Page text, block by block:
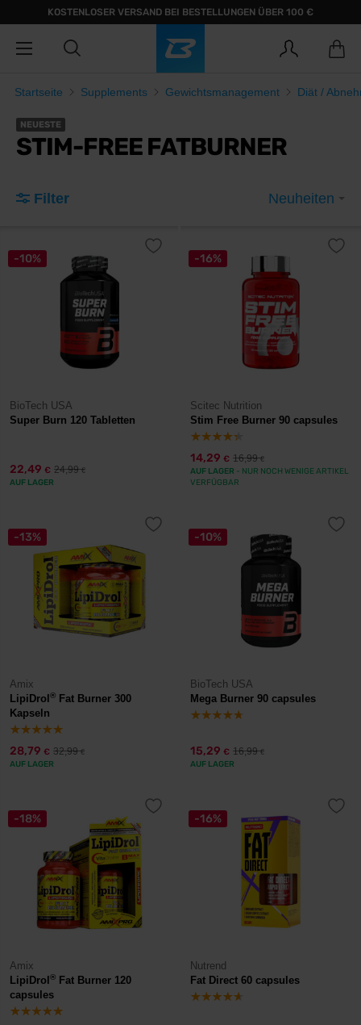
KOSTENLOSER VERSAND BEI BESTELLUNGEN ÜBER 100 €
Startseite Supplements Gewichtsmanagement Diät /
NEUESTE
STIM-FREE FATBURNER
Filter Neuheiten
-10%
BioTech USA
Super Burn 120 Tabletten
22,49 € 24,99€
AUF LAGER
-16%
Scitec Nutrition
Stim Free Burner 90 capsules
14,29 € 16,99€
AUF LAGER - NUR NOCH WENIGE ARTIKEL
VERFÜGBAR
-13%
Amix
LipiDrol ®
Fat Burner 300
Kapseln
28,79 € 32,99€
AUF LAGER
-10%
BioTech USA
Mega Burner 90 capsules
15,29 € 16,99€
AUF LAGER
-18%
Amix
LipiDrol ®
Fat Burner 120
capsules
-16%
Nutrend
Fat Direct 60 capsules